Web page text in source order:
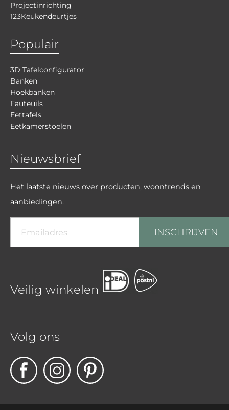
Projectinrichting
123Keukendeurtjes
Populair
3D Tafelconfigurator
Banken
Hoekbanken
Fauteuils
Eettafels
Eetkamerstoelen
Nieuwsbrief
Het laatste nieuws over producten, woontrends en
aanbiedingen.
INSCHRIJVEN
Veilig winkelen
Volg ons